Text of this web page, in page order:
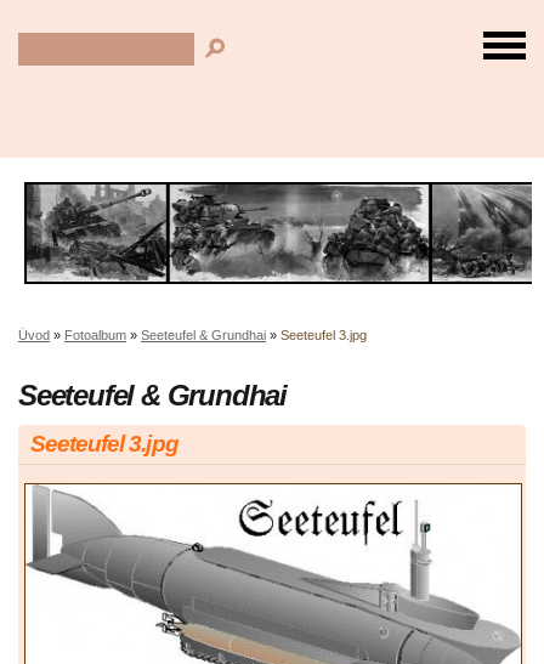
Úvod » Fotoalbum » Seeteufel & Grundhai » Seeteufel 3.jpg
Seeteufel & Grundhai
Seeteufel 3.jpg